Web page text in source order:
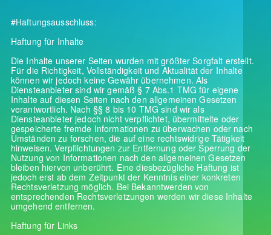
#Haftungsausschluss:
Haftung für Inhalte
Die Inhalte unserer Seiten wurden mit größter Sorgfalt erstellt.
Für die Richtigkeit, Vollständigkeit und Aktualität der Inhalte
können wir jedoch keine Gewähr übernehmen. Als
Diensteanbieter sind wir gemäß § 7 Abs.1 TMG für eigene
Inhalte auf diesen Seiten nach den allgemeinen Gesetzen
verantwortlich. Nach §§ 8 bis 10 TMG sind wir als
Diensteanbieter jedoch nicht verpflichtet, übermittelte oder
gespeicherte fremde Informationen zu überwachen oder nach
Umständen zu forschen, die auf eine rechtswidrige Tätigkeit
hinweisen. Verpflichtungen zur Entfernung oder Sperrung der
Nutzung von Informationen nach den allgemeinen Gesetzen
bleiben hiervon unberührt. Eine diesbezügliche Haftung ist
jedoch erst ab dem Zeitpunkt der Kenntnis einer konkreten
Rechtsverletzung möglich. Bei Bekanntwerden von
entsprechenden Rechtsverletzungen werden wir diese Inhalte
umgehend entfernen.
Haftung für Links